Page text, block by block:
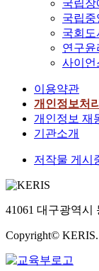
국립
국립
국회
연구윤
사이언
이용약관
개인정보처
개인정보 재
기관소개
저작물 게시
41061 대구광역시
Copyright©